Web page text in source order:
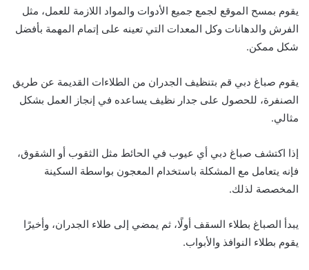
يقوم بمسح الموقع لجمع جميع الأدوات والمواد اللازمة للعمل، مثل
الفرش والدهانات وكل المعدات التي تعينه على إتمام المهمة بأفضل
شكل ممكن.
يقوم صباغ دبي قم بتنظيف الجدران من الطلاءات القديمة عن طريق
الصنفرة، للحصول على جدار نظيف يساعده في إنجاز العمل بشكل
مثالي.
إذا اكتشف صباغ دبي أي عيوب في الحائط مثل الثقوب أو الشقوق،
فإنه يتعامل مع المشكلة باستخدام المعجون بواسطة السكينة
المخصصة لذلك.
يبدأ الصباغ بطلاء السقف أولًا، ثم يمضي إلى طلاء الجدران، وأخيرًا
يقوم بطلاء النوافذ والأبواب.